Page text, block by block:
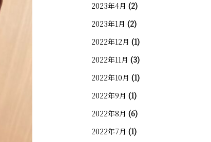
2023年4月 (2)
2023年1月 (2)
2022年12月 (1)
2022年11月 (3)
2022年10月 (1)
2022年9月 (1)
2022年8月 (6)
2022年7月 (1)